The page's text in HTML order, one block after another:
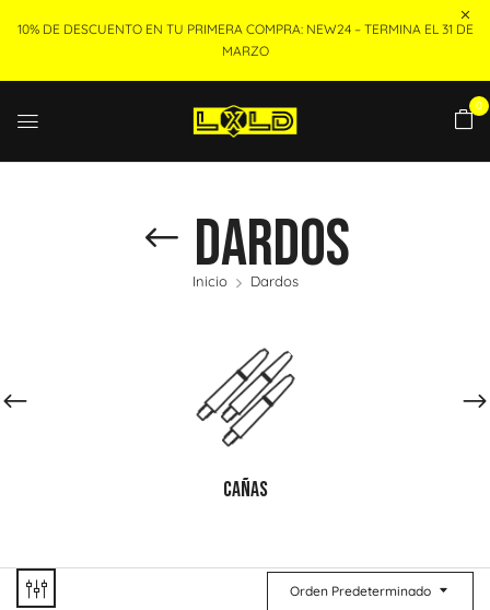
10% DE DESCUENTO EN TU PRIMERA COMPRA: NEW24 – TERMINA EL 31 DE
MARZO
0
Dardos
Inicio Dardos
CAÑAS
Orden Predeterminado